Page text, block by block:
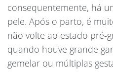
consequentemente, há
pele. Após o parto, é
não volte ao estado pré-
quando houve grande
gemelar ou múltiplas